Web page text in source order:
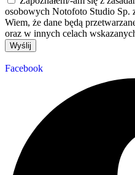
osobowych Notofoto Studio Sp.
Wiem, że dane będą
oraz w innych celach
Wyślij
Facebook